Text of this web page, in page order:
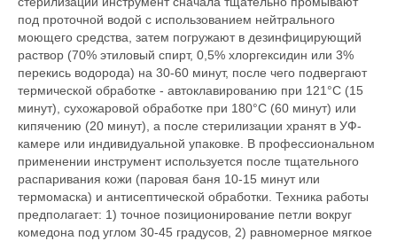
под проточной водой с использованием нейтрального
моющего средства, затем погружают в дезинфицирующий
раствор (70% этиловый спирт, 0,5% хлоргексидин или 3%
перекись водорода) на 30-60 минут, после чего подвергают
термической обработке - автоклавированию при 121°C (15
минут), сухожаровой обработке при 180°C (60 минут) или
кипячению (20 минут), а после стерилизации хранят в УФ-
камере или индивидуальной упаковке. В профессиональном
применении инструмент используется после тщательного
распаривания кожи (паровая баня 10-15 минут или
термомаска) и антисептической обработки. Техника работы
предполагает: 1) точное позиционирование петли вокруг
комедона под углом 30-45 градусов, 2) равномерное мягкое